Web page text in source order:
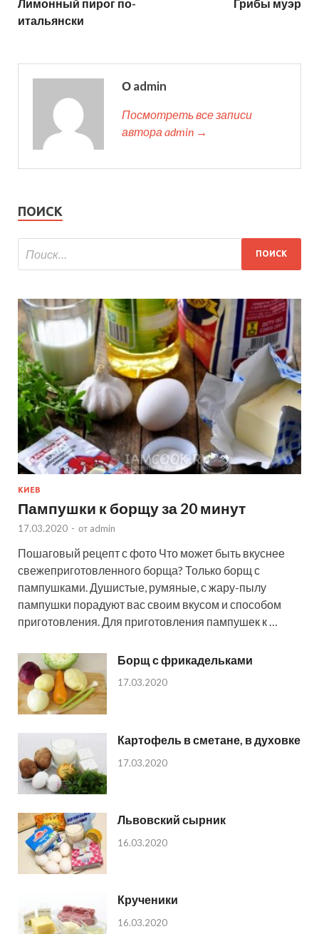
Лимонный пирог по-
итальянски
Грибы муэр
О admin
Посмотреть все записи
автора admin →
ПОИСК
КИЕВ
Пампушки к борщу за 20 минут
17.03.2020 - от admin
Пошаговый рецепт с фото Что может быть вкуснее
свежеприготовленного борща? Только борщ с
пампушками. Душистые, румяные, с жару-пылу
пампушки порадуют вас своим вкусом и способом
приготовления. Для приготовления пампушек к …
Борщ с фрикадельками
17.03.2020
Картофель в сметане, в духовке
17.03.2020
Львовский сырник
16.03.2020
Крученики
16.03.2020